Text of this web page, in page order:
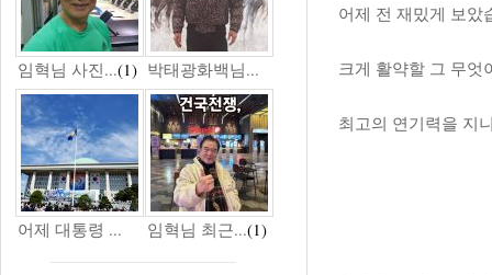
임혁님 사진...(1) 박태광화백님...
어제 대통령 ... 임혁님 최근...(1)
어제 전 재밌게 보았
크게 활약할 그 무엇
최고의 연기력을 지